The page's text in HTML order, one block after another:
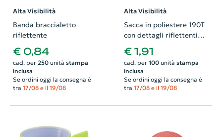
Alta Visibilità
Banda braccialetto
riflettente
€ 0,84
cad. per 250unità stampa
inclusa
Se ordini oggi la consegna è
tra 17/08 e il 19/08
Alta Visibilità
Sacca in poliestere 190T
con dettagli riflettenti
per alta visibilità e
chiusura a coulisse
350×410mm
€ 1,91
cad. per 100unità stampa
inclusa
Se ordini oggi la consegna è
tra 17/08 e il 19/08